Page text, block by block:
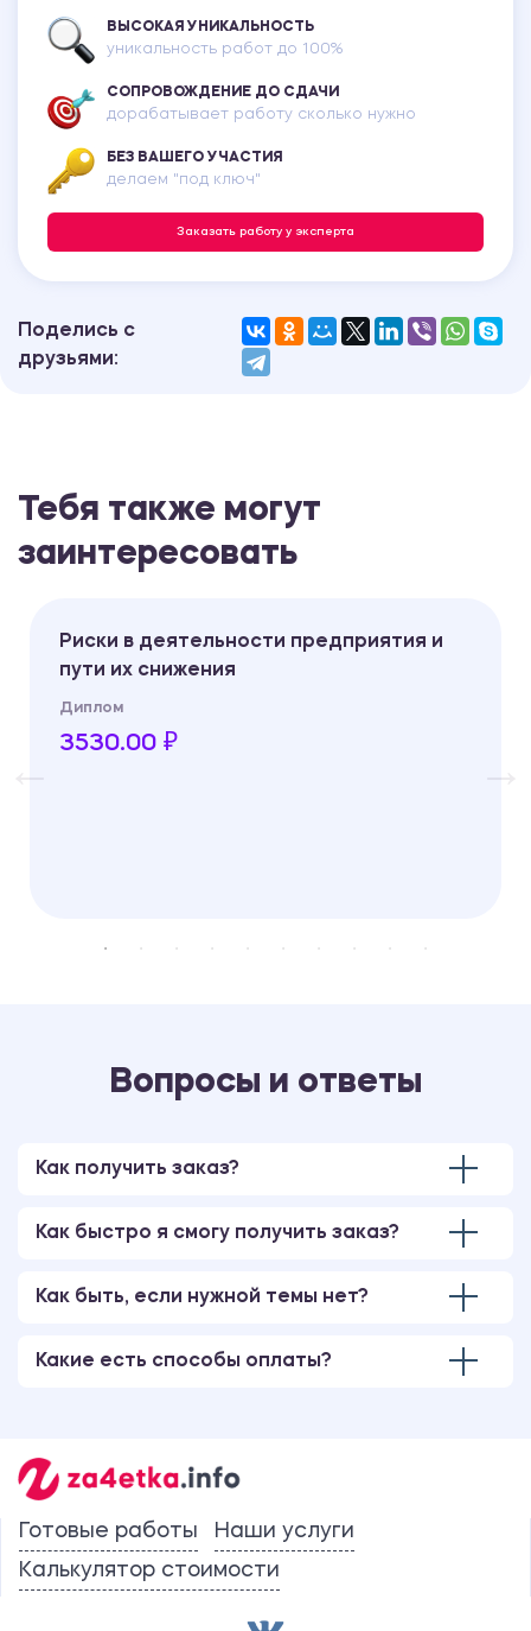
ВЫСОКАЯ УНИКАЛЬНОСТЬ
уникальность работ до 100%
СОПРОВОЖДЕНИЕ ДО СДАЧИ
дорабатывает работу сколько нужно
БЕЗ ВАШЕГО УЧАСТИЯ
делаем "под ключ"
Заказать работу у эксперта
Поделись с
друзьями:
Тебя также могут
заинтересовать
Риски в деятельности предприятия и
пути их снижения
Диплом
3530.00 ₽
Вопросы и ответы
Как получить заказ?
Как быстро я смогу получить заказ?
Как быть, если нужной темы нет?
Какие есть способы оплаты?
Готовые работы
Наши услуги
Калькулятор стоимости